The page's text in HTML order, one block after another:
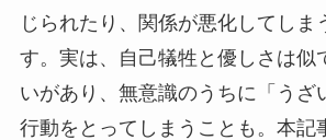
じられたり、関係が悪化してしま
す。実は、自己犠牲と優しさは似
いがあり、無意識のうちに「うざ
行動をとってしまうことも。本記